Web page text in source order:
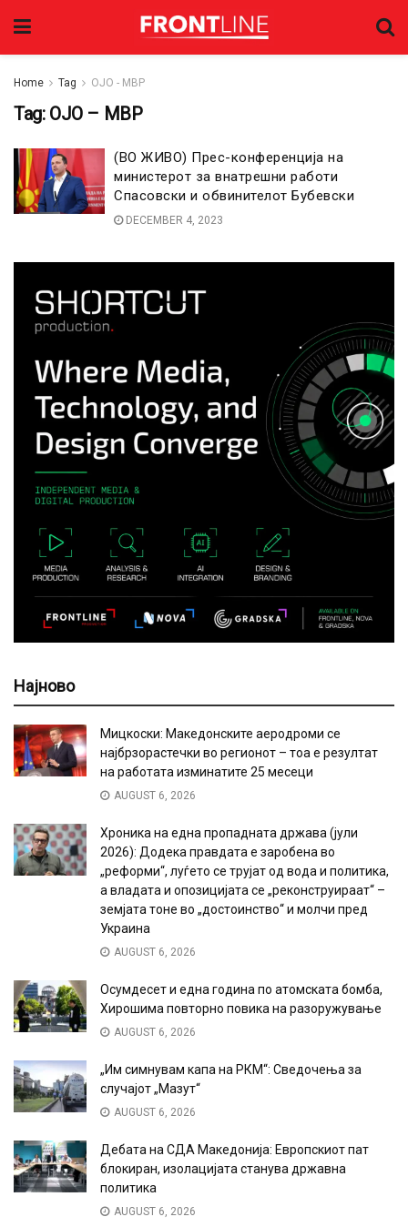
Home Tag ОЈО - МВР
Tag: ОЈО – МВР
(ВО ЖИВО) Прес-конференција на
министерот за внатрешни работи
Спасовски и обвинителот Бубевски
DECEMBER 4, 2023
Најново
Мицкоски: Македонските аеродроми се
најбрзорастечки во регионот – тоа е резултат
на работата изминатите 25 месеци
AUGUST 6, 2026
Хроника на една пропадната држава (јули
2026): Додека правдата е заробена во
„реформи“, луѓето се трујат од вода и политика,
а владата и опозицијата се „реконструираат“ –
земјата тоне во „достоинство“ и молчи пред
Украина
AUGUST 6, 2026
Осумдесет и една година по атомската бомба,
Хирошима повторно повика на разоружување
AUGUST 6, 2026
„Им симнувам капа на РКМ“: Сведочења за
случајот „Мазут“
AUGUST 6, 2026
Дебата на СДА Македонија: Европскиот пат
блокиран, изолацијата станува државна
политика
AUGUST 6, 2026